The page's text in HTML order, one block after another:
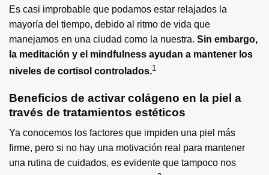
Es casi improbable que podamos estar relajados la
mayoría del tiempo, debido al ritmo de vida que
manejamos en una ciudad como la nuestra. Sin embargo,
la meditación y el mindfulness ayudan a mantener los
niveles de cortisol controlados.1
Beneficios de activar colágeno en la piel a
través de tratamientos estéticos
Ya conocemos los factores que impiden una piel más
firme, pero si no hay una motivación real para mantener
una rutina de cuidados, es evidente que tampoco nos